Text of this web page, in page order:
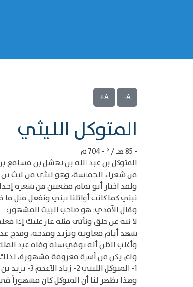
A-
A+
‌‌المتوكل الليثي
- 85 هـ / ? - 704 م
المتوكل بن عبد الله بن نهشل بن مسافع
من شعراء الحماسة، وهو ليثي من ليث بن
ولقد اختار أبو تمام قطعتين من شعره
نبني كما كانت أوائلنا تبني ونفعل مثل ما
وقال الآمدي: هو صاحب البيت المشهور:
لا تنه عن خلق وتأتي مثله عار عليك إذا
شهد أيام معاوية ويزيد ومدحه، ومدح
وأغلب الظن أنه توفي سنة وفاة عبد الملك بن مروان أي سنة (85هـ) وكان بينه وبين الأحظل
ولم يكن من أسرة معروفة مشهورة، لذلك
1- المتوكل الليثي 2- زياد الأعجم 3- يزيد بن مفرغ الحميري 4- عدي بن الرفاع.
وهذا يظهر لنا أن المتوكل كان مشهوراً